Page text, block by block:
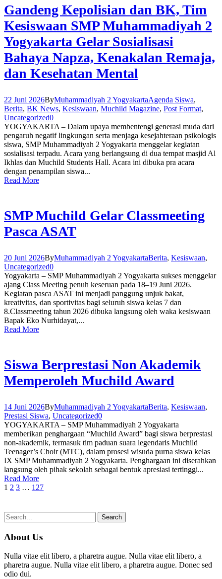
Gandeng Kepolisian dan BK, Tim
Kesiswaan SMP Muhammadiyah 2
Yogyakarta Gelar Sosialisasi
Bahaya Napza, Kenakalan Remaja,
dan Kesehatan Mental
22 Juni 2026ByMuhammadiyah 2 YogyakartaAgenda Siswa,
Berita, BK News, Kesiswaan, Muchild Magazine, Post Format,
Uncategorized0
YOGYAKARTA – Dalam upaya membentengi generasi muda dari
pengaruh negatif lingkungan serta menjaga kesejahteraan psikologis
siswa, SMP Muhammadiyah 2 Yogyakarta menggelar kegiatan
sosialisasi terpadu. Acara yang berlangsung di dua tempat masjid Al
Ikhlas dan Muchild Students Hall. Acara ini dibuka pra acara
dengan penampilan siswa...
Read More
SMP Muchild Gelar Classmeeting
Pasca ASAT
20 Juni 2026ByMuhammadiyah 2 YogyakartaBerita, Kesiswaan,
Uncategorized0
Yogyakarta – SMP Muhammadiyah 2 Yogyakarta sukses menggelar
ajang Class Meeting penuh keseruan pada 18–19 Juni 2026.
Kegiatan pasca ASAT ini menjadi panggung unjuk bakat,
kreativitas, dan sportivitas bagi seluruh siswa kelas 7 dan
8.Classmeeting tahun 2026 dibuka langsung oleh waka kesiswaan
Bapak Eko Nurhidayat,...
Read More
Siswa Berprestasi Non Akademik
Memperoleh Muchild Award
14 Juni 2026ByMuhammadiyah 2 YogyakartaBerita, Kesiswaan,
Prestasi Siswa, Uncategorized0
YOGYAKARTA – SMP Muhammadiyah 2 Yogyakarta
memberikan penghargaan “Muchild Award” bagi siswa berprestasi
non-akademik, termasuk tim paduan suara legendaris Muchild
Teenager’s Choir (MTC), dalam prosesi wisuda purna siswa kelas
IX SMP Muhammadiyah 2 Yogyakarta. Penghargaan ini diserahkan
langsung oleh pihak sekolah sebagai bentuk apresiasi tertinggi...
Read More
1 2 3 … 127
About Us
Nulla vitae elit libero, a pharetra augue. Nulla vitae elit libero, a
pharetra augue. Nulla vitae elit libero, a pharetra augue. Donec sed
odio dui.